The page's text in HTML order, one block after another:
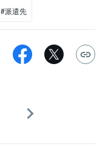
#派遣先